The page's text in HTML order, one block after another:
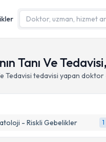
Tanı Ve
Tedavisi tedavisi yapan doktor
- Riskli Gebelikler 1